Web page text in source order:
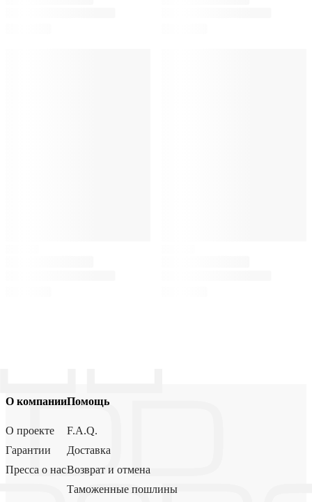
О компании
О проекте
Гарантии
Пресса о нас
Помощь
F.A.Q.
Доставка
Возврат и отмена
Таможенные пошлины